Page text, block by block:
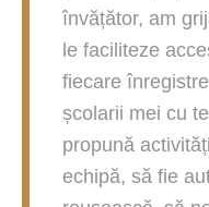
învățător, am
le faciliteze
fiecare
școlarii mei cu
propună
echipă, să fie